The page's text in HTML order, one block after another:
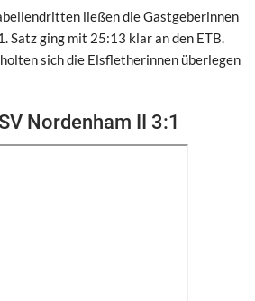
ließen die Gastgeberinnen
Satz ging mit 25:13 klar an den ETB.
sich die Elsfletherinnen überlegen
Nordenham II 3:1